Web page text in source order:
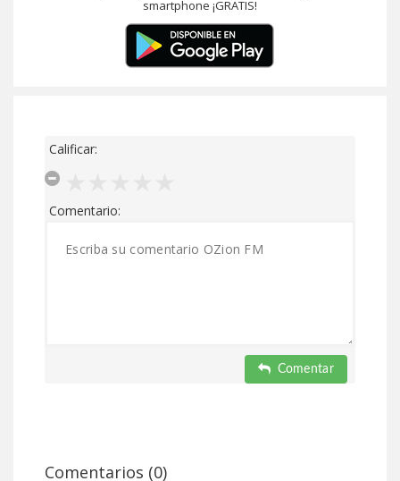
smartphone ¡GRATIS!
Calificar:
Comentario:
Comentar
Comentarios (0)